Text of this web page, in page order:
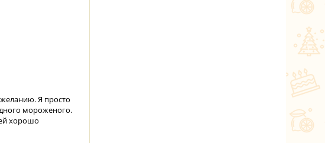
Я просто
мороженого.
хорошо